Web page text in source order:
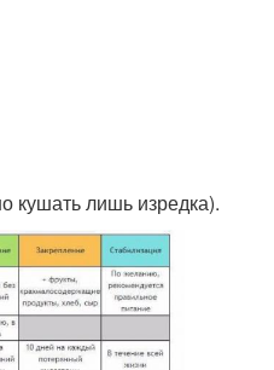
кушать лишь изредка).